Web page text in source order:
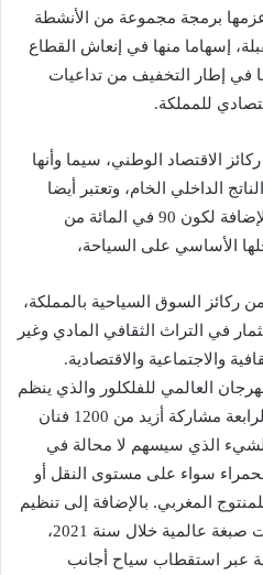
عزمها برمجة مجموعة من الأنشطة
إسهاما منها في إنعاش القطاع
في إطار التخفيف من تداعيات
للمملكة.
الاقتصاد الوطني، سيما وأنها
من الناتج الداخلي الخام، وتعتبر أيضا
مصدرا رئيسيا للعملة الصعبة، بالإضافة لكون 90 في المائة من
الأساسي على السياحة،
ركائز السوق السياحية بالمملكة،
في التراث الثقافي المادي وغير
والاجتماعية والاقتصادية.
العالمي للفلكلور والذي ينظم
كل سنة، سيعرف خلال نسخته الرابعة مشاركة أزيد من 1200 فنان
الذي سيسهم لا محالة في
سواء على مستوى النقل أو
للمنتوج المغربي. بالإضافة إلى تنظيم
مهرجانات فنية وثقافية أخرى ذات صبغة عالمية خلال سنة 2021،
عبر استقطاب سياح أجانب